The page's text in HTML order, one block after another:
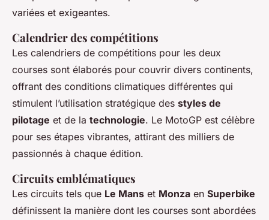
variées et exigeantes.
Calendrier des compétitions
Les calendriers de compétitions pour les deux
courses sont élaborés pour couvrir divers continents,
offrant des conditions climatiques différentes qui
stimulent l’utilisation stratégique des styles de
pilotage et de la technologie. Le MotoGP est célèbre
pour ses étapes vibrantes, attirant des milliers de
passionnés à chaque édition.
Circuits emblématiques
Les circuits tels que Le Mans et Monza en Superbike
définissent la manière dont les courses sont abordées